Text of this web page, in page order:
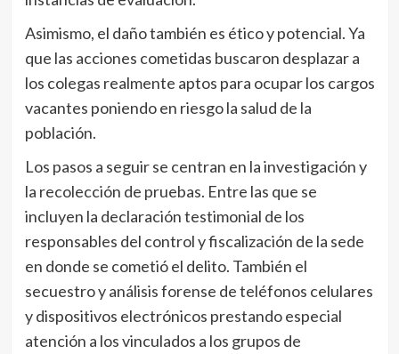
Asimismo, el daño también es ético y potencial. Ya
que las acciones cometidas buscaron desplazar a
los colegas realmente aptos para ocupar los cargos
vacantes poniendo en riesgo la salud de la
población.
Los pasos a seguir se centran en la investigación y
la recolección de pruebas. Entre las que se
incluyen la declaración testimonial de los
responsables del control y fiscalización de la sede
en donde se cometió el delito. También el
secuestro y análisis forense de teléfonos celulares
y dispositivos electrónicos prestando especial
atención a los vinculados a los grupos de